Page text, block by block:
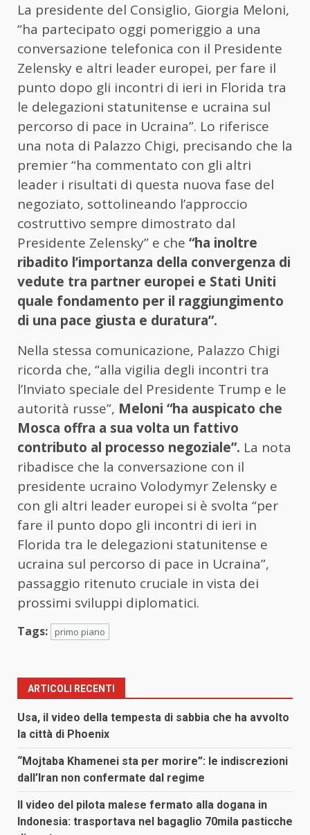
La presidente del Consiglio, Giorgia Meloni,
“ha partecipato oggi pomeriggio a una
conversazione telefonica con il Presidente
Zelensky e altri leader europei, per fare il
punto dopo gli incontri di ieri in Florida tra
le delegazioni statunitense e ucraina sul
percorso di pace in Ucraina”. Lo riferisce
una nota di Palazzo Chigi, precisando che la
premier “ha commentato con gli altri
leader i risultati di questa nuova fase del
negoziato, sottolineando l’approccio
costruttivo sempre dimostrato dal
Presidente Zelensky” e che “ha inoltre
ribadito l’importanza della convergenza di
vedute tra partner europei e Stati Uniti
quale fondamento per il raggiungimento
di una pace giusta e duratura”.
Nella stessa comunicazione, Palazzo Chigi
ricorda che, “alla vigilia degli incontri tra
l’Inviato speciale del Presidente Trump e le
autorità russe”, Meloni “ha auspicato che
Mosca offra a sua volta un fattivo
contributo al processo negoziale”. La nota
ribadisce che la conversazione con il
presidente ucraino Volodymyr Zelensky e
con gli altri leader europei si è svolta “per
fare il punto dopo gli incontri di ieri in
Florida tra le delegazioni statunitense e
ucraina sul percorso di pace in Ucraina”,
passaggio ritenuto cruciale in vista dei
prossimi sviluppi diplomatici.
Tags: primo piano
ARTICOLI RECENTI
Usa, il video della tempesta di sabbia che ha avvolto
la città di Phoenix
“Mojtaba Khamenei sta per morire”: le indiscrezioni
dall’Iran non confermate dal regime
Il video del pilota malese fermato alla dogana in
Indonesia: trasportava nel bagaglio 70mila pasticche